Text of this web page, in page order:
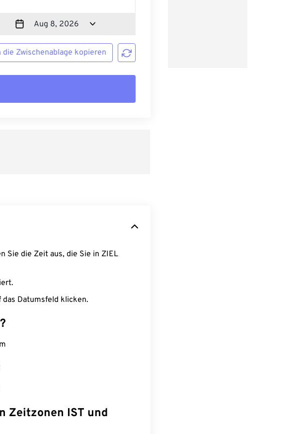
die Zwischenablage kopieren
Sie die Zeit aus, die Sie in ZIEL
das Datumsfeld klicken.
Zeitzonen IST und